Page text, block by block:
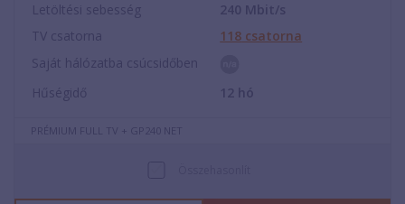
Letöltési sebesség 240 Mbit/s
TV csatorna
118 csatorna
Saját hálózatba csúcsidőben
Hűségidő
12 hó
PRÉMIUM FULL TV + GP240 NET